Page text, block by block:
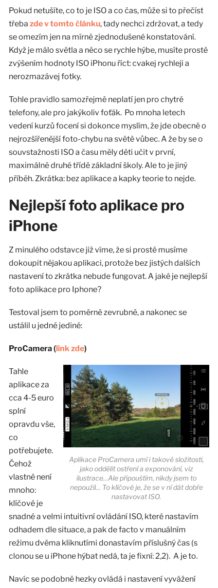
Pokud netušíte, co to je ISO a co čas, může si to přečíst
třeba zde v tomto článku, tady nechci zdržovat, a tedy
se omezím jen na mírně zjednodušené konstatování.
Když je málo světla a něco se rychle hýbe, musíte prostě
zvýšením hodnoty ISO iPhonu říct: cvakej rychleji a
nerozmazávej fotky.
Tohle pravidlo samozřejmě neplatí jen pro chytré
telefony, ale pro jakýkoliv foťák. Po mnoha letech
vedení kurzů focení si dokonce myslím, že jde obecně o
nejrozšířenější foto-chybu na světě vůbec. A že by se o
souvstažnosti ISO a času měly děti učit v první,
maximálně druhé třídě základní školy. Ale to je jiný
příběh. Zkrátka: bez aplikace a kapky teorie to nejde.
Nejlepší foto aplikace pro
iPhone
Z minulého odstavce již víme, že si prostě musíme
dokoupit nějakou aplikaci, protože bez jistých dalších
nastavení to zkrátka nebude fungovat. A jaké je nejlepší
foto aplikace pro Iphone?
Testoval jsem to poměrně zevrubně, a nakonec se
ustálil u jedné jediné:
ProCamera (link zde)
Aplikace ProCamera umí i takové složitosti,
jako oddělit ostření a exponování, viz
ilustrace…Ale připouštím, nikdy jsem to
nepoužil… To klíčové je, že se v ní dát dobře
nastavovat ISO.
Tahle
aplikace za
cca 4-5 euro
splní
opravdu vše,
co
potřebujete.
Čehož
vlastně není
mnoho:
klíčové je
snadné a velmi intuitivní ovládání ISO, které nastavím
odhadem dle situace, a pak de facto v manuálním
režimu dvěma kliknutími donastavím příslušný čas (s
clonou se u iPhone hýbat nedá, ta je fixní: 2,2). A je to.
Navíc se podobně hezky ovládá i nastavení vyvážení